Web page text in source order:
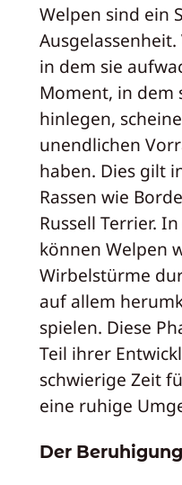
Welpen sind ein
in dem sie
Moment, in dem
hinlegen,
unendlichen
haben. Dies gilt
Rassen wie
Russell Terrier.
können Welpen
Wirbelstürme
auf allem
spielen. Diese
Teil ihrer
schwierige Zeit
eine ruhige
Der